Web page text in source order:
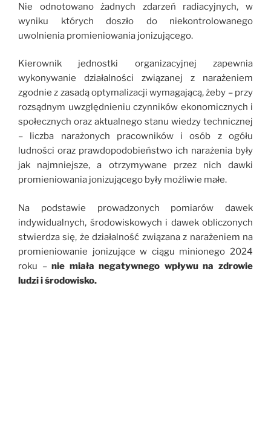
Nie odnotowano żadnych zdarzeń radiacyjnych, w
wyniku których doszło do niekontrolowanego
uwolnienia promieniowania jonizującego.
Kierownik jednostki organizacyjnej zapewnia
wykonywanie działalności związanej z narażeniem
zgodnie z zasadą optymalizacji wymagającą, żeby – przy
rozsądnym uwzględnieniu czynników ekonomicznych i
społecznych oraz aktualnego stanu wiedzy technicznej
– liczba narażonych pracowników i osób z ogółu
ludności oraz prawdopodobieństwo ich narażenia były
jak najmniejsze, a otrzymywane przez nich dawki
promieniowania jonizującego były możliwie małe.
Na podstawie prowadzonych pomiarów dawek
indywidualnych, środowiskowych i dawek obliczonych
stwierdza się, że działalność związana z narażeniem na
promieniowanie jonizujące w ciągu minionego 2024
roku –nie miała negatywnego wpływu na zdrowie
ludzi i środowisko.